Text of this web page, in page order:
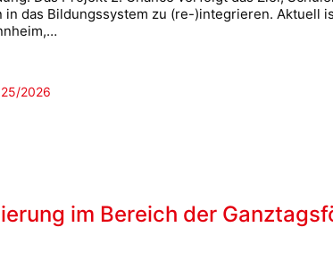
in das Bildungssystem zu (re-)integrieren. Aktuell
2026
im Bereich der